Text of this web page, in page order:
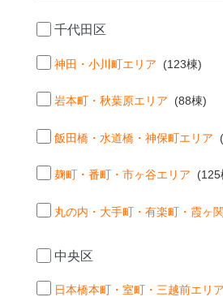
千代田区
神田・小川町エリア (123棟)
岩本町・秋葉原エリア (88棟)
飯田橋・水道橋・神保町エリア
麹町・番町・市ヶ谷エリア (125
丸の内・大手町・有楽町・霞ヶ
中央区
日本橋本町・室町・三越前エリア